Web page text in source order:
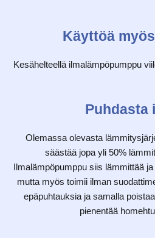
Käyttöä
Kesähelteellä ilmalämpöpumppu
Puhdasta
Olemassa olevasta
säästää jopa yli 50%
Ilmalämpöpumppu siis lämmittää
mutta myös toimii ilman
epäpuhtauksia ja samalla
pienentää